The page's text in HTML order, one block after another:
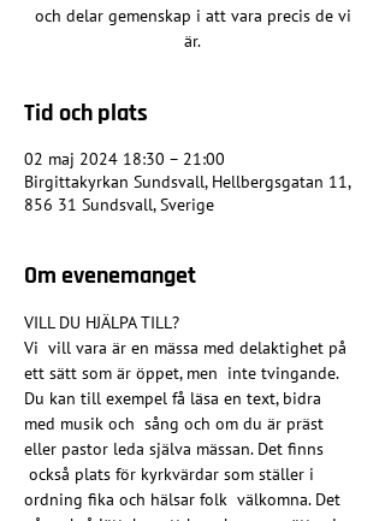
och delar gemenskap i att vara precis de vi
är.
Tid och plats
02 maj 2024 18:30 – 21:00
Birgittakyrkan Sundsvall, Hellbergsgatan 11,
856 31 Sundsvall, Sverige
Om evenemanget
VILL DU HJÄLPA TILL?
Vi  vill vara är en mässa med delaktighet på
ett sätt som är öppet, men  inte tvingande.
Du kan till exempel få läsa en text, bidra
med musik och  sång och om du är präst
eller pastor leda själva mässan. Det finns
också plats för kyrkvärdar som ställer i
ordning fika och hälsar folk  välkomna. Det